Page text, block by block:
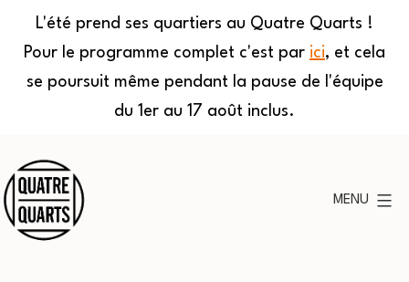
L'été prend ses quartiers au Quatre Quarts !
Pour le programme complet c'est par ici, et cela
se poursuit même pendant la pause de l'équipe
du 1er au 17 août inclus.
au
contenu
MENU